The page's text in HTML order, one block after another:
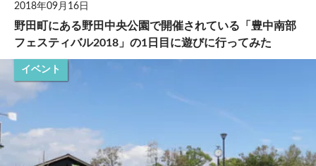
2018年09月16日
野田町にある野田中央公園で開催されている「豊中南部
フェスティバル2018」の1日目に遊びに行ってみた
イベント